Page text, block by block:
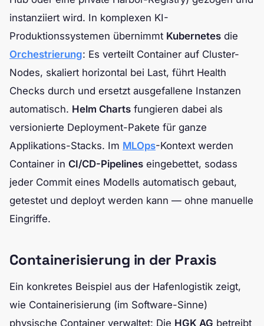
instanziiert wird. In komplexen KI-
Produktionssystemen übernimmt Kubernetes die
Orchestrierung: Es verteilt Container auf Cluster-
Nodes, skaliert horizontal bei Last, führt Health
Checks durch und ersetzt ausgefallene Instanzen
automatisch. Helm Charts fungieren dabei als
versionierte Deployment-Pakete für ganze
Applikations-Stacks. Im MLOps-Kontext werden
Container in CI/CD-Pipelines eingebettet, sodass
jeder Commit eines Modells automatisch gebaut,
getestet und deployt werden kann — ohne manuelle
Eingriffe.
Containerisierung in der Praxis
Ein konkretes Beispiel aus der Hafenlogistik zeigt,
wie Containerisierung (im Software-Sinne)
physische Container verwaltet: Die HGK AG betreibt